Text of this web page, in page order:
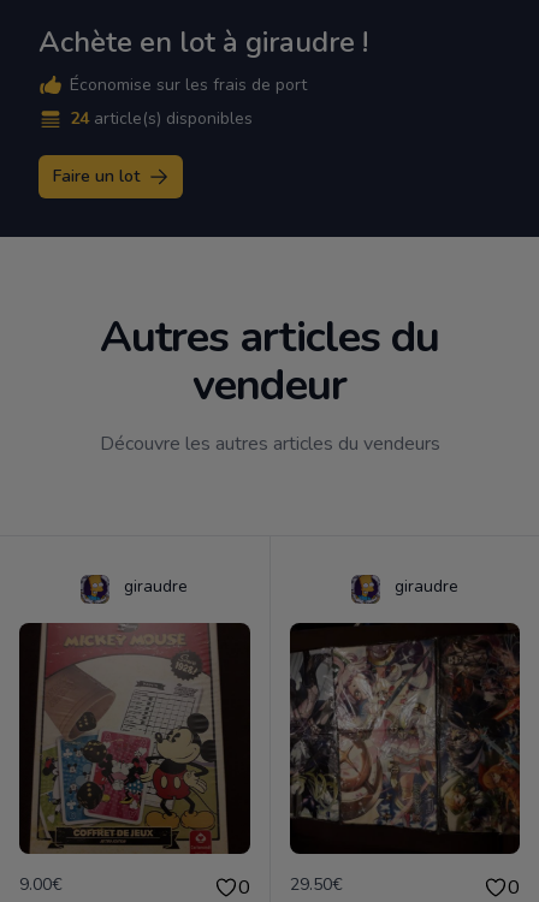
Achète en lot à giraudre !
Économise sur les frais de port
24 article(s) disponibles
Faire un lot
Autres articles du
vendeur
Découvre les autres articles du vendeurs
giraudre
9.00€ 0
giraudre
29.50€ 0